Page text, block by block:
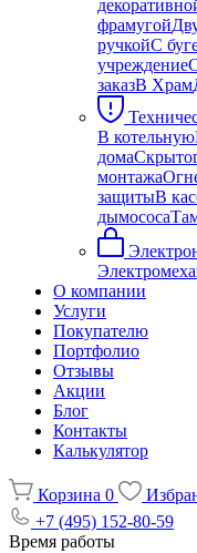
фрамугой
ручкойС
учреждение
заказВ Храм
В котельную
дома
монтажа
защитыВ
дымососа
О компании
Услуги
Покупателю
Портфолио
Отзывы
Акции
Блог
Контакты
Калькулятор
Корзина 0
+7 (495) 152-80-59
Время работы